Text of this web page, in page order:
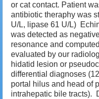
or cat contact. Patient
antibiotic theraphy was
U/L, lipase 61 U/L)
was detected as
resonance and
evaluated by our
hidatid lesion or
differential diagnoses
portal hilus and head of
intrahepatic bile tracts).